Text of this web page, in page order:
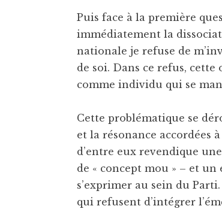
Puis face à la première
immédiatement la
nationale je refuse de
de soi. Dans ce refus,
comme individu qui se
Cette problématique se
et la résonance accordées
d’entre eux revendique
de « concept mou » – et
s’exprimer au sein du
qui refusent d’intégrer